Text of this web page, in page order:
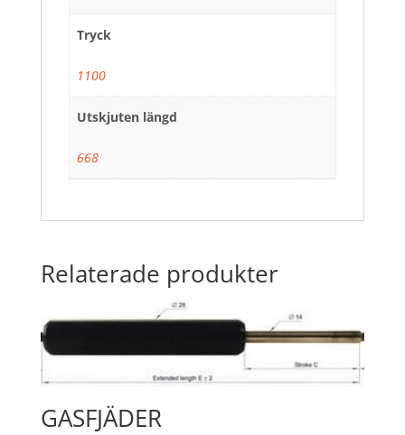
Tryck
1100
Utskjuten längd
668
Relaterade produkter
GASFJÄDER